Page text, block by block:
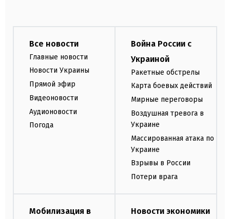
Все новости
Главные новости
Новости Украины
Прямой эфир
Видеоновости
Аудионовости
Погода
Война России с
Украиной
Ракетные обстрелы
Карта боевых действий
Мирные переговоры
Воздушная тревога в
Украине
Массированная атака по
Украине
Взрывы в России
Потери врага
Мобилизация в
Новости экономики